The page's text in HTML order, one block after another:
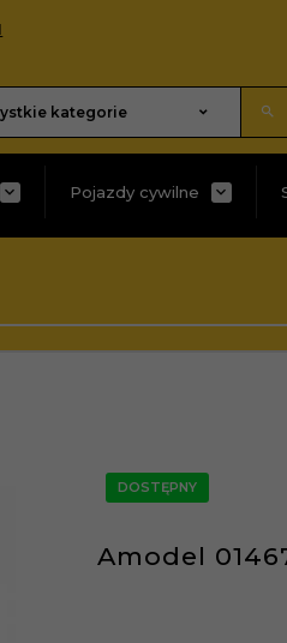
kategorie
Pojazdy cywilne
DOSTĘPNY
Amodel